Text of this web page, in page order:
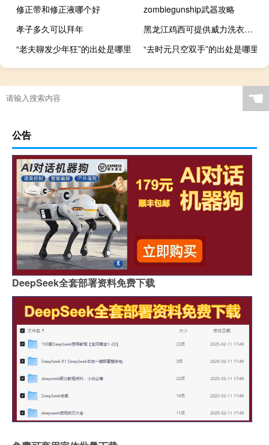
修正带和修正液哪个好
zombiegunship武器攻略
孝子多久可以拜年
黑龙江鸡西可提供威力洗衣机维修服务地址在哪
“老夫聊发少年狂”的出处是哪里
“去时元只空双手”的出处是哪里
☚
公告
DeepSeek全套部署资料免费下载